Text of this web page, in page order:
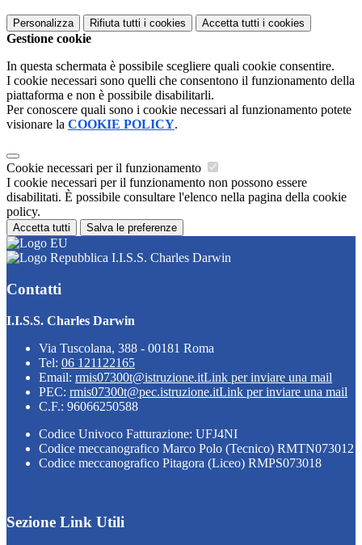
Personalizza Rifiuta tutti i cookies Accetta tutti i cookies
Gestione cookie
In questa schermata è possibile scegliere quali cookie consentire.
I cookie necessari sono quelli che consentono il funzionamento della
piattaforma e non è possibile disabilitarli.
Per conoscere quali sono i cookie necessari al funzionamento potete
visionare la COOKIE POLICY.
Cookie necessari per il funzionamento
I cookie necessari per il funzionamento non possono essere
disabilitati. È possibile consultare l'elenco nella pagina della cookie
policy.
Accetta tutti Salva le preferenze
I.I.S.S. Charles Darwin
Contatti
I.I.S.S. Charles Darwin
Via Tuscolana, 388 - 00181 Roma
Tel: 06 121122165
Email: rmis07300t@istruzione.itLink per inviare una mail
PEC: rmis07300t@pec.istruzione.itLink per inviare una mail
C.F.: 96066250588
Codice Univoco Fatturazione: UFJ4NI
Codice meccanografico Marco Polo (Tecnico) RMTN073012
Codice meccanografico Pitagora (Liceo) RMPS073018
Sezione Link Utili